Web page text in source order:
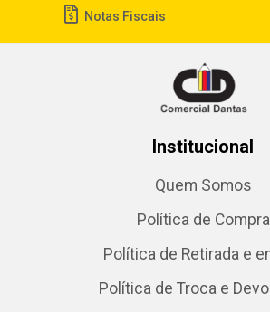
Notas Fiscais
Institucional
Quem Somos
Política de Compra
Política de Retirada e
Política de Troca e